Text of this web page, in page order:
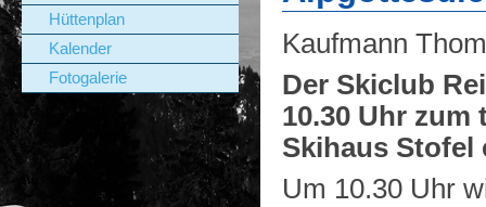
Hüttenplan
Kalender
Fotogalerie
Kaufmann
Der Skiclub
10.30 Uhr
Skihaus Stofel
Um 10.30 Uhr